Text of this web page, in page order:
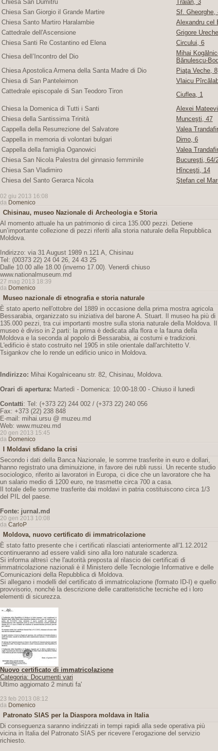
Chiesa San Dumitru
Traian, 3
Chiesa San Giorgio il Grande Martire
Sf. Gheorghe,
Chiesa Santo Martiro Haralambie
Alexandru cel
Cattedrale dell'Ascensione
Grigore
Chiesa Santi Re Costantino ed Elena
Circului, 6
Chiesa dell’Incontro del Dio
Mihai
Bănulescu-
Chiesa Apostolica Armena della Santa Madre di Dio
Piaţa Veche, 8
Chiesa di San Panteleimon
Vlaicu
Cattedrale episcopale di San Teodoro Tiron
Ciuflea, 1
Chiesa la Domenica di Tutti i Santi
Alexei
Chiesa della Santissima Trinità
Munceşti, 47
Cappella della Resurrezione del Salvatore
Valea
Cappella in memoria di volontari bulgari
Dimo, 6
Cappella della famiglia Oganowici
Valea
Chiesa San Nicola Palestra del ginnasio femminile
Bucureşti, 64/
Chiesa San Vladimiro
Hînceşti, 14
Chiesa del Santo Gerarca Nicola
Ştefan cel
02 giu 2013 16:08
da Domenico
Chisinau, museo Nazionale di Archeologia e Storia
Al momento attuale ha un patrimonio di circa 135.000 pezzi. Detiene
un’importante collezione di pezzi riferiti alla storia naturale della Repubblica
Moldova.
Indirizzo: via 31 August 1989 n.121 A, Chisinau
Tel: (00373 22) 24 04 26, 24 43 25
Dalle 10.00 alle 18.00 (inverno 17.00). Venerdi chiuso
www.nationalmuseum.md
27 mag 2013 18:39
da Domenico
Museo nazionale di etnografia e storia naturale
È stato aperto nell'ottobre del 1889 in occasione della prima mostra agricola
Bessarabia, organizzato su iniziativa del barone A. Stuart. Il museo ha più di
135.000 pezzi, tra cui importanti mostre sulla storia naturale della Moldova. Il
museo è diviso in 2 parti: la prima è dedicata alla flora e la fauna della
Moldova e la seconda al popolo di Bessarabia, ai costumi e tradizioni.
L'edificio è stato costruito nel 1905 in stile orientale dall'architetto V.
Tsigankov che lo rende un edificio unico in Moldova.
Indirizzo: Mihai Kogalniceanu str. 82, Chisinau, Moldova.
Orari di apertura: Martedì - Domenica: 10:00-18:00 - Chiuso il lunedì
Contatti: Tel: (+373 22) 244 002 / (+373 22) 240 056
Fax: +373 (22) 238 848
E-mail: mihai.ursu @ muzeu.md
Web: www.muzeu.md
20 gen 2013 15:45
da Domenico
I Moldavi sfidano la crisi
Secondo i dati della Banca Nazionale, le somme trasferite in euro e dollari,
hanno registrato una diminuizione, in favore dei rubli russi. Un recente studio
sociologico, riferito ai lavoratori in Europa, ci dice che un lavoratore che ha
un salario medio di 1200 euro, ne trasmette circa 700 a casa.
Il totale delle somme trasferite dai moldavi in patria costituiscono circa 1/3
del PIL del paese.
Fonte: jurnal.md
20 gen 2013 10:08
da CarloP
Moldova, nuovo certificato di immatricolazione
È stato fatto presente che i certificati rilasciati anteriormente all'1.12.2012
continueranno ad essere validi sino alla loro naturale scadenza.
Si informa altresì che l'autorità preposta al rilascio dei certificati di
immatricolazione nazionali è il Ministero delle Tecnologie Informative e delle
Comunicazioni della Repubblica di Moldova.
Si allegano i modelli del certificato di immatricolazione (formato ID-I) e quello
provvisorio, nonché la descrizione delle caratteristiche tecniche ed i loro
elementi di sicurezza.
Nuovo certificato di immatricolazione
Categoria: Documenti vari
Ultimo aggiornato 2 minuti fa'
23 feb 2013 08:12
da Domenico
Patronato SIAS per la Diaspora moldava in Italia
Di conseguenza saranno indirizzati in tempi rapidi alla sede operativa più
vicina in Italia del Patronato SIAS per ricevere l’erogazione del servizio
richiesto.